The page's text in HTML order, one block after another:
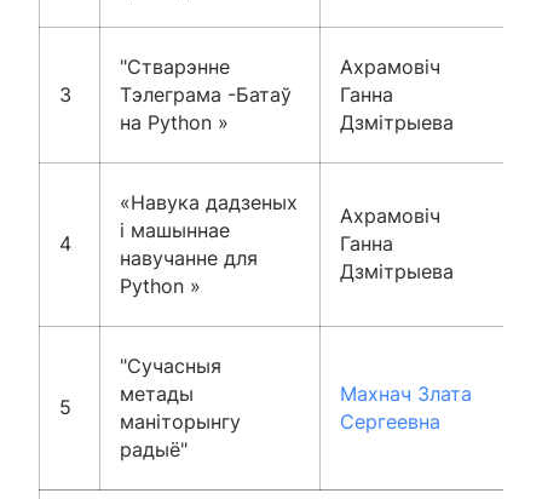
3
"Стварэнне
Тэлеграма -Батаў
на Python »
Ахрамовіч
Ганна
Дзмітрыева
4
«Навука дадзеных
і машыннае
навучанне для
Python »
Ахрамовіч
Ганна
Дзмітрыева
5
"Сучасныя
метады
маніторынгу
радыё"
Махнач Злата
Сергеевна